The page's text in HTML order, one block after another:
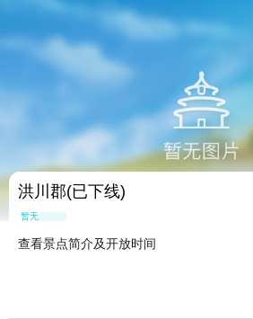
洪川郡(已下线)
暂无点评
查看景点简介及开放时间